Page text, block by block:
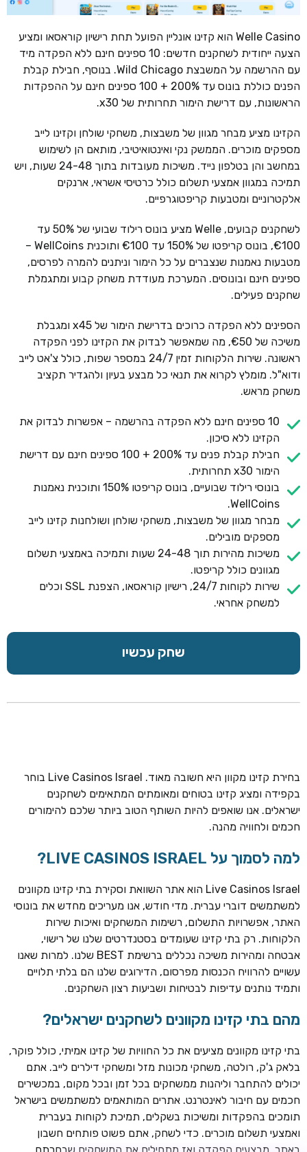
חבילת קבלת פנים: בונוס 100% עד 300€ + 100 ספיני בונוס על
ההפקדה הראשונה
CASOO
בונוס מתגלגל עד 2,000 ₪ + 200 ספינים חינם לשחקנים
חדשים
ROYSPINS
חינם על ההפקדות הראשונות
Welle Casino הוא קזינו אונליין הפועל תחת רישיון קוראסאו ומציע
הצעה ייחודית לשחקנים חדשים: 10 ספינים חינם ללא הפקדה מיד
עם ההרשמה על המשבצת Wild Chicago. בנוסף, חבילת קבלת
הפנים כוללת בונוס עד 200% + 100 ספינים חינם על ההפקדות
הראשונות, עם דרישת הימור תחרותית של x30.
הקזינו מציע מבחר מגוון של משבצות, משחקי שולחן וקזינו לייב
מספקים מוכרים. הממשק נקי ואינטואיטיבי, מותאם הן לשימוש
במחשב והן בטלפון נייד. משיכות מעובדות בתוך 24-48 שעות, ויש
תמיכה במגוון אמצעי תשלום כולל כרטיסי אשראי, ארנקים
אלקטרוניים ומטבעות קריפטוגרפיים.
לשחקנים קבועים, Welle מציע בונוס רילוד שבועי של 50% עד
€100, בונוס קריפטו של 150% עד €100 ותוכנית WellCoins –
מטבעות נאמנות שנצברים על כל הימור וניתנים להמרה לפרסים,
ספינים חינם ובונוסים. המערכת מעודדת משחק קבוע ומתגמלת
שחקנים פעילים.
הספינים ללא הפקדה כרוכים בדרישת הימור של x45 ומגבלת
משיכה של €50, מה שמאפשר לבדוק את הקזינו לפני הפקדה
ראשונה. שירות הלקוחות זמין 24/7 במספר שפות, כולל צ'אט לייב
ודוא"ל. מומלץ לקרוא את תנאי כל מבצע בעיון ולהגדיר תקציב
משחק מראש.
10 ספינים חינם ללא הפקדה בהרשמה – אפשרות לבדוק את
הקזינו ללא סיכון.
חבילת קבלת פנים עד 200% + 100 ספינים חינם עם דרישת
הימור x30 תחרותית.
בונוסי רילוד שבועיים, בונוס קריפטו 150% ותוכנית נאמנות
WellCoins.
מבחר מגוון של משבצות, משחקי שולחן ושולחנות קזינו לייב
מספקים מובילים.
משיכות מהירות תוך 24-48 שעות ותמיכה באמצעי תשלום
מגוונים כולל קריפטו.
שירות לקוחות 24/7, רישיון קוראסאו, הצפנת SSL וכלים
למשחק אחראי.
שחק עכשיו
בחירת קזינו מקוון היא חשובה מאוד. Live Casinos Israel בוחר
בקפידה ומציג קזינו בטוחים ומאומתים המתאימים לשחקנים
ישראלים. אנו שואפים להיות השותף הטוב ביותר שלכם להימורים
חכמים ולחוויה מהנה.
למה לסמוך על LIVE CASINOS ISRAEL?
Live Casinos Israel הוא אתר השוואת וסקירת בתי קזינו מקוונים
למשתמשים דוברי עברית. מדי חודש, אנו מעריכים מחדש את בונוסי
האתר, אפשרויות התשלום, רשימות המשחקים ואיכות שירות
הלקוחות. רק בתי קזינו שעומדים בסטנדרטים שלנו של רישוי,
אבטחה ומהירות משיכה נכללים ברשימת BEST שלנו. למרות שאנו
עשויים להרוויח הכנסות מפרסום, הדירוגים שלנו הם בלתי תלויים
ותמיד נותנים עדיפות לבטיחות ושביעות רצון השחקנים.
מהם בתי קזינו מקוונים לשחקנים ישראלים?
בתי קזינו מקוונים מציעים את כל החוויות של קזינו אמיתי, כולל פוקר,
בלאק ג'ק, רולטה, משחקי מכונות מזל ומשחקי דילרים לייב. אתם
יכולים להתחבר וליהנות ממשחקים בכל זמן ובכל מקום, במכשירים
חכמים עם חיבור לאינטרנט. אתרים המותאמים למשתמשים בישראל
תומכים בהפקדות ומשיכות בשקלים, תמיכת לקוחות בעברית
ואמצעי תשלום מוכרים. כדי לשחק, אתם פשוט פותחים חשבון